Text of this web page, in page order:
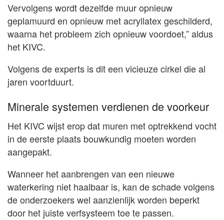
Vervolgens wordt dezelfde muur opnieuw
geplamuurd en opnieuw met acryllatex geschilderd,
waarna het probleem zich opnieuw voordoet,” aldus
het KIVC.
Volgens de experts is dit een vicieuze cirkel die al
jaren voortduurt.
Minerale systemen verdienen de voorkeur
Het KIVC wijst erop dat muren met optrekkend vocht
in de eerste plaats bouwkundig moeten worden
aangepakt.
Wanneer het aanbrengen van een nieuwe
waterkering niet haalbaar is, kan de schade volgens
de onderzoekers wel aanzienlijk worden beperkt
door het juiste verfsysteem toe te passen.